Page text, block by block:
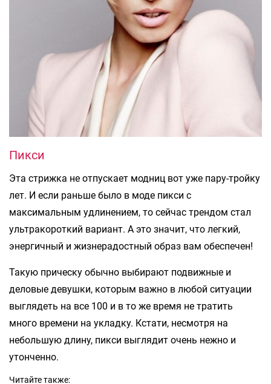
Пикси
Эта стрижка не отпускает модниц вот уже пару-тройку
лет. И если раньше было в моде пикси с
максимальным удлинением, то сейчас трендом стал
ультракороткий вариант. А это значит, что легкий,
энергичный и жизнерадостный образ вам обеспечен!
Такую прическу обычно выбирают подвижные и
деловые девушки, которым важно в любой ситуации
выглядеть на все 100 и в то же время не тратить
много времени на укладку. Кстати, несмотря на
небольшую длину, пикси выглядит очень нежно и
утонченно.
Читайте также: